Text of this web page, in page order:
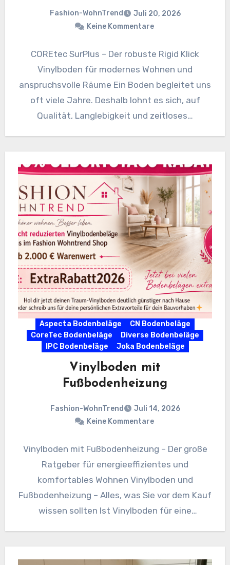
Fashion-WohnTrend
Juli 20, 2026
Keine Kommentare
COREtec SurPlus – Der robuste Rigid Klick
Vinylboden für modernes Wohnen und
anspruchsvolle Räume Ein Boden begleitet uns
oft viele Jahre. Deshalb lohnt es sich, auf
Qualität, Langlebigkeit und zeitloses…
Aspecta Bodenbeläge
CN Bodenbeläge
CoreTec Bodenbeläge
Diverse Bodenbeläge
IPC Bodenbeläge
Joka Bodenbeläge
Vinylboden mit
Fußbodenheizung
Fashion-WohnTrend
Juli 14, 2026
Keine Kommentare
Vinylboden mit Fußbodenheizung – Der große
Ratgeber für energieeffizientes und
komfortables Wohnen Vinylboden und
Fußbodenheizung – Alles, was Sie vor dem Kauf
wissen sollten Ist Vinylboden für eine